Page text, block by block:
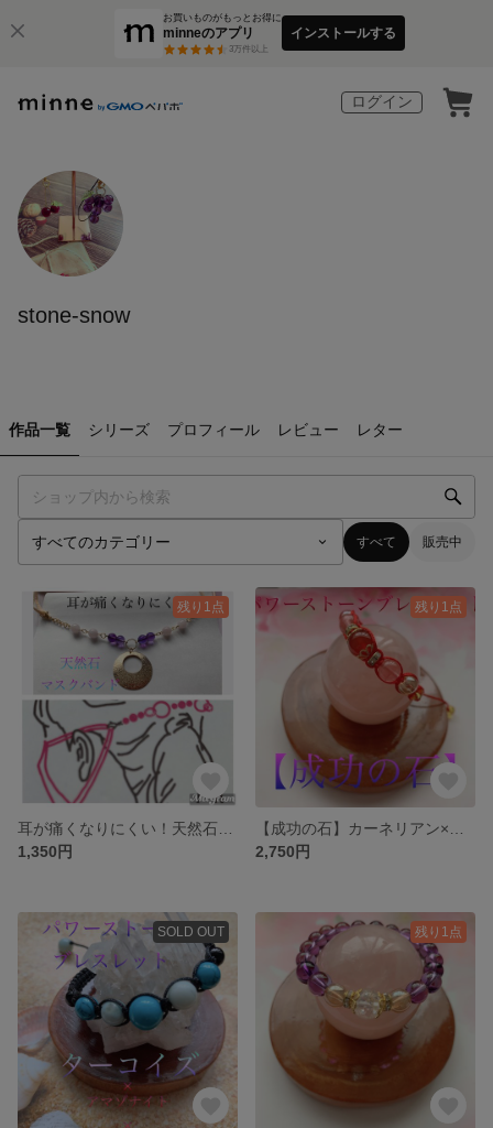
お買いものがもっとお得に
minneのアプリ
3万件以上
インストールする
ログイン
stone-snow
作品一覧 シリーズ プロフィール レビュー レター
すべて 販売中
残り1点
1,350円
残り1点
2,750円
SOLD OUT 残り1点